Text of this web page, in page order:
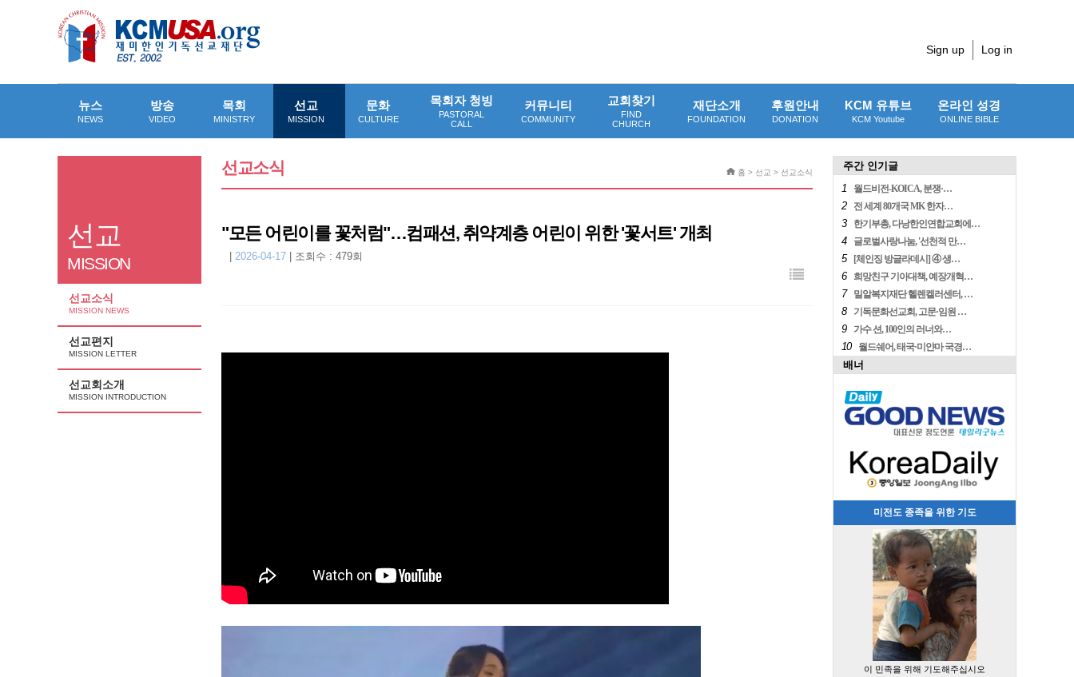
Sign up Log in
뉴스
NEWS
방송
VIDEO
목회
MINISTRY
선교
MISSION
문화
CULTURE
목회자 청빙
PASTORAL
CALL
커뮤니티
COMMUNITY
교회찾기
FIND
CHURCH
재단소개
FOUNDATION
후원안내
DONATION
KCM 유튜브
KCM Youtube
온라인 성경
ONLINE BIBLE
선교
MISSION
선교소식
MISSION NEWS
선교편지
MISSION LETTER
선교회소개
MISSION INTRODUCTION
선교소식 홈 > 선교 > 선교소식
"모든 어린이를 꽃처럼"…컴패션, 취약계층 어린이 위한 '꽃서트' 개최
2026-04-17 조회수 : 479회
주간 인기글
1
월드비전-KOICA, 분쟁·…
2 전 세계 80개국 MK 한자…
3 한기부총, 다낭한인연합교회에…
4 글로벌사랑나눔, '선천적 만…
5 [체인징 방글라데시] ④ 생…
6 희망친구 기아대책, 예장개혁…
7 밀알복지재단 헬렌켈러센터, …
8 기독문화선교회, 고문·임원 …
9 가수 션, 100인의 러너와…
10 월드쉐어, 태국·미얀마 국경…
배너
미전도 종족을 위한 기도
이 민족을 위해 기도해주십시오